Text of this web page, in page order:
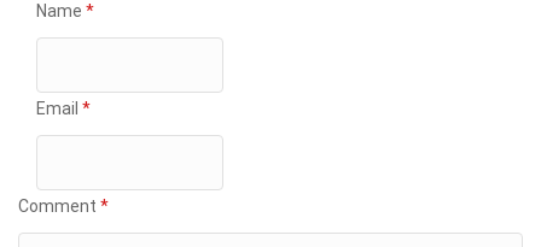
Name *
Email *
Comment *